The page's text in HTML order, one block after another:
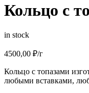
Кольцо с
in stock
4500,00 ₽/г
Кольцо с топазами
любыми вставками,